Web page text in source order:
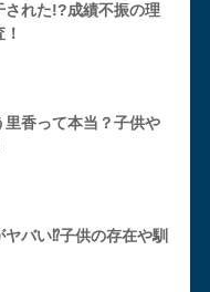
された!?成績不振の理
香って本当？子供や
バい⁉︎子供の存在や馴